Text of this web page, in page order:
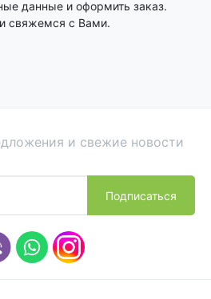
данные и оформить заказ.
свяжемся с Вами.
и свежие новости